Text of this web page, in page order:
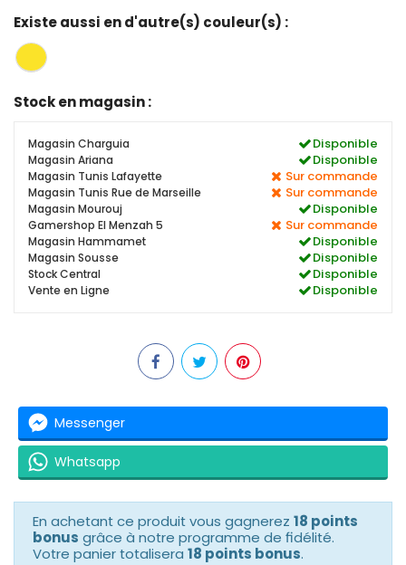
Existe aussi en d'autre(s) couleur(s) :
Stock en magasin :
Magasin Charguia Disponible
Magasin Ariana Disponible
Magasin Tunis Lafayette Sur commande
Magasin Tunis Rue de Marseille Sur commande
Magasin Mourouj Disponible
Gamershop El Menzah 5 Sur commande
Magasin Hammamet Disponible
Magasin Sousse Disponible
Stock Central Disponible
Vente en Ligne Disponible
Messenger
Whatsapp
En achetant ce produit vous gagnerez 18 points
bonus grâce à notre programme de fidélité.
Votre panier totalisera 18 points bonus.